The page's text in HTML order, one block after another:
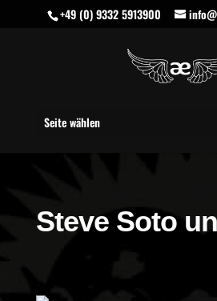
+49 (0) 9332 5913900
Seite wählen
Steve Soto